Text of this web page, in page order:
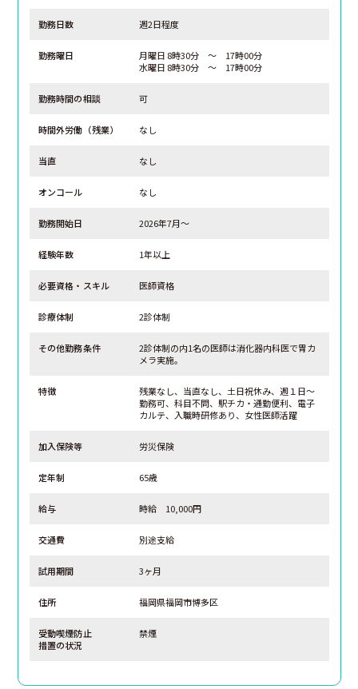
勤務日数 週2日程度
勤務曜日
月曜日 8時30分 ～ 17時00分
水曜日 8時30分 ～ 17時00分
勤務時間の相談 可
時間外労働（残業） なし
当直 なし
オンコール なし
勤務開始日 2026年7月～
経験年数 1年以上
必要資格・スキル 医師資格
診療体制 2診体制
その他勤務条件
2診体制の内1名の医師は消化器内科医で胃カ
メラ実施。
特徴
残業なし、当直なし、土日祝休み、週１日～
勤務可、科目不問、駅チカ・通勤便利、電子
カルテ、入職時研修あり、女性医師活躍
加入保険等 労災保険
定年制 65歳
給与 時給 10,000円
交通費 別途支給
試用期間 3ヶ月
住所 福岡県福岡市博多区
受動喫煙防止
措置の状況
禁煙